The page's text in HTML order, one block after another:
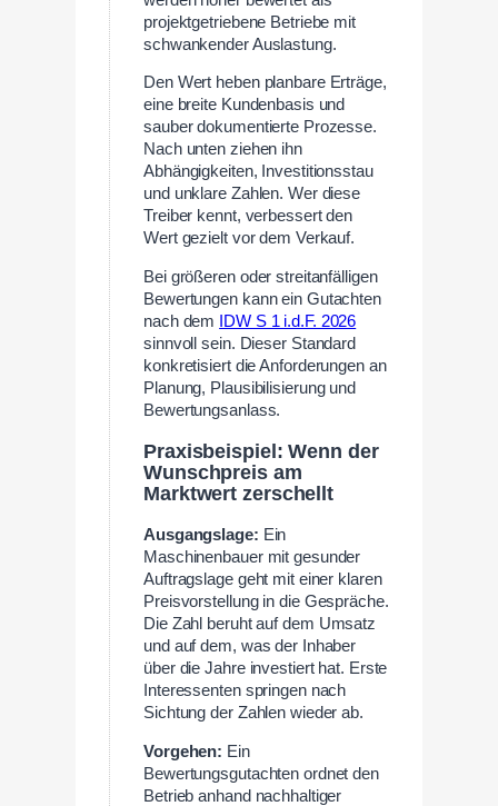
projektgetriebene Betriebe mit
schwankender Auslastung.
Den Wert heben planbare Erträge,
eine breite Kundenbasis und
sauber dokumentierte Prozesse.
Nach unten ziehen ihn
Abhängigkeiten, Investitionsstau
und unklare Zahlen. Wer diese
Treiber kennt, verbessert den
Wert gezielt vor dem Verkauf.
Bei größeren oder streitanfälligen
Bewertungen kann ein Gutachten
nach dem
IDW S 1 i.d.F. 2026
sinnvoll sein. Dieser Standard
konkretisiert die Anforderungen an
Planung, Plausibilisierung und
Bewertungsanlass.
Praxisbeispiel: Wenn der
Wunschpreis am
Marktwert zerschellt
Ausgangslage: Ein
Maschinenbauer mit gesunder
Auftragslage geht mit einer klaren
Preisvorstellung in die Gespräche.
Die Zahl beruht auf dem Umsatz
und auf dem, was der Inhaber
über die Jahre investiert hat. Erste
Interessenten springen nach
Sichtung der Zahlen wieder ab.
Vorgehen: Ein
Bewertungsgutachten ordnet den
Betrieb anhand nachhaltiger